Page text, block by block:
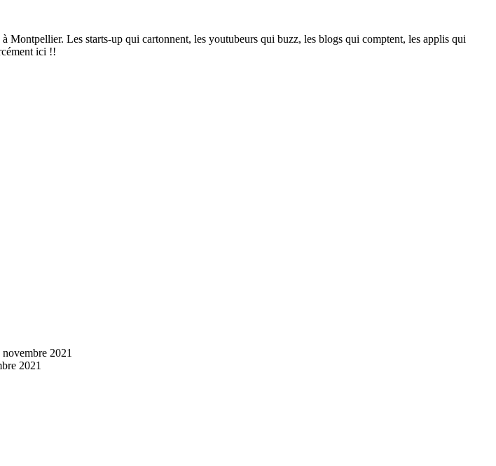
Les starts-up qui cartonnent, les youtubeurs qui buzz, les blogs qui comptent, les applis qui
ici !!
novembre 2021
2021